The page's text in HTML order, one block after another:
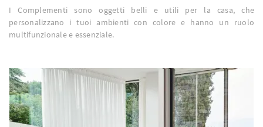
I Complementi sono oggetti belli e utili per la casa, che
personalizzano i tuoi ambienti con colore e hanno un ruolo
multifunzionale e essenziale.